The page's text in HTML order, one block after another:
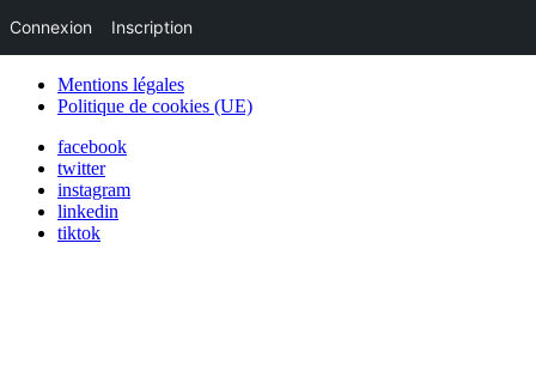
Mentions légales
Politique de cookies (UE)
facebook
twitter
instagram
linkedin
tiktok
Connexion Inscription